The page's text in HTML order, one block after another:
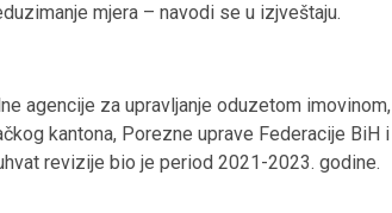
mjera – navodi se u izjveštaju.
agencije za upravljanje oduzetom imovinom,
kantona, Porezne uprave Federacije BiH i
revizije bio je period 2021-2023. godine.